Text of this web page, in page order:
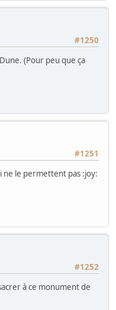
#1250
(Pour peu que ça
#1251
ne le permettent pas :joy:
#1252
à ce monument de